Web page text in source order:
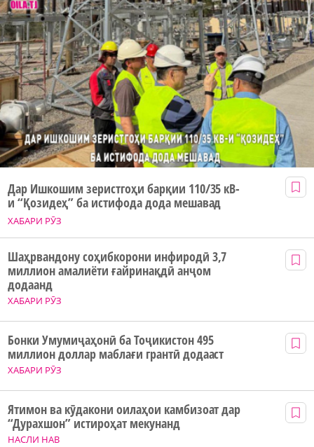
ХАБАРИ РӮЗ
Дар Ишкошим зеристгоҳи барқии 110/35 кВ-
и “Қозидеҳ” ба истифода дода мешавад
ХАБАРИ РӮЗ
Шаҳрвандону соҳибкорони инфиродӣ 3,7
миллион амалиёти ғайринақдӣ анҷом
додаанд
ХАБАРИ РӮЗ
Бонки Умумиҷаҳонӣ ба Тоҷикистон 495
миллион доллар маблағи грантӣ додааст
НАСЛИ НАВ
Ятимон ва кӯдакони оилаҳои камбизоат дар
“Дурахшон” истироҳат мекунанд